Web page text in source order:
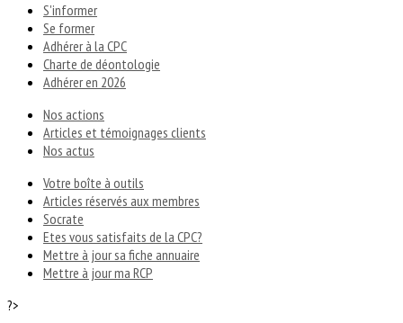
S'informer
Se former
Adhérer à la CPC
Charte de déontologie
Adhérer en 2026
Nos actions
Articles et témoignages clients
Nos actus
Votre boîte à outils
Articles réservés aux membres
Socrate
Etes vous satisfaits de la CPC?
Mettre à jour sa fiche annuaire
Mettre à jour ma RCP
?>